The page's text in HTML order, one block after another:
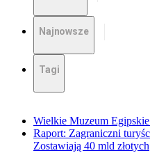
Najnowsze
Tagi
Wielkie Muzeum
Raport: Zagraniczni
Zostawiają 40 mld złotych